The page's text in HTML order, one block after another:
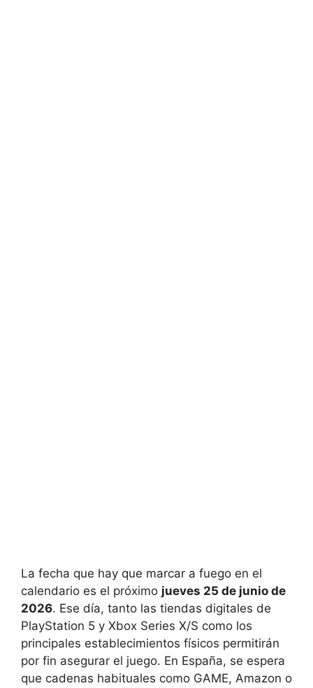
La fecha que hay que marcar a fuego en el
calendario es el próximo jueves 25 de junio de
2026. Ese día, tanto las tiendas digitales de
PlayStation 5 y Xbox Series X/S como los
principales establecimientos físicos permitirán
por fin asegurar el juego. En España, se espera
que cadenas habituales como GAME, Amazon o